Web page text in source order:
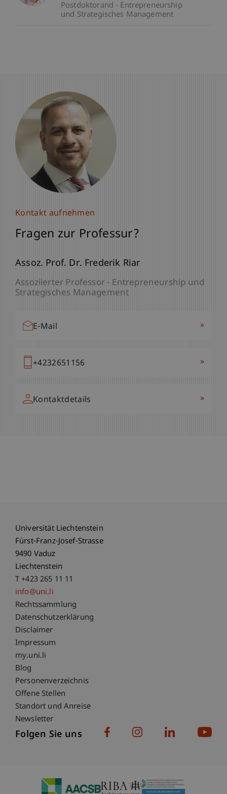
Postdoktorand - Entrepreneurship
und Strategisches Management
Kontakt aufnehmen
Fragen zur Professur?
Assoz. Prof. Dr. Frederik Riar
Assoziierter Professor - Entrepreneurship und
Strategisches Management
E-Mail »
+4232651156 »
Kontaktdetails »
Universität Liechtenstein
Fürst-Franz-Josef-Strasse
9490 Vaduz
Liechtenstein
T +423 265 11 11
info@uni.li
Fußzeile Rechtliche Hinweise
Rechtssammlung
Datenschutzerklärung
Disclaimer
Impressum
Fußzeile Subdomain-Verzeichnis
my.uni.li
Blog
Personenverzeichnis
Offene Stellen
Standort und Anreise
Newsletter
Folgen Sie uns